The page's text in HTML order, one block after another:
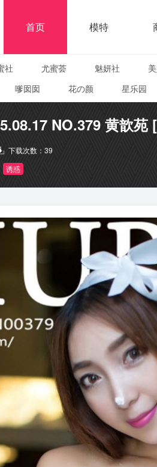
首页 模特
社 尤蜜荟 魅妍社
嗲囡囡 花の颜 星乐园
NO.379 黄歆苑
下载次数： 39
诱惑